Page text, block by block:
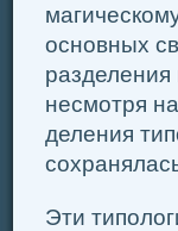
основных
несмотря
деления
Эти